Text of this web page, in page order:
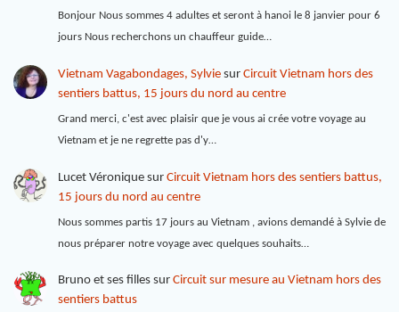
Bonjour Nous sommes 4 adultes et seront à hanoi le 8 janvier pour 6
jours Nous recherchons un chauffeur guide…
Vietnam Vagabondages, Sylviesur Circuit Vietnam hors des
sentiers battus, 15 jours du nord au centre
Grand merci, c'est avec plaisir que je vous ai crée votre voyage au
Vietnam et je ne regrette pas d'y…
Lucet Véroniquesur Circuit Vietnam hors des sentiers battus,
15 jours du nord au centre
Nous sommes partis 17 jours au Vietnam , avions demandé à Sylvie de
nous préparer notre voyage avec quelques souhaits…
Bruno et ses fillessur Circuit sur mesure au Vietnam hors des
sentiers battus